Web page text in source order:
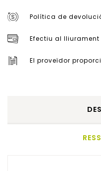
Política de
Efectiu al
El proveïdor